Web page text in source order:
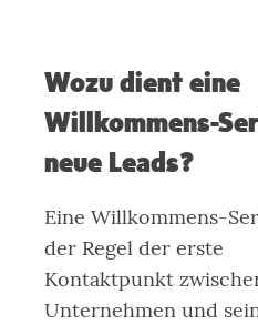
Wozu dient eine
Willkommens-
neue Leads?
Eine Willkommens-
der Regel der erste
Kontaktpunkt
Unternehmen und